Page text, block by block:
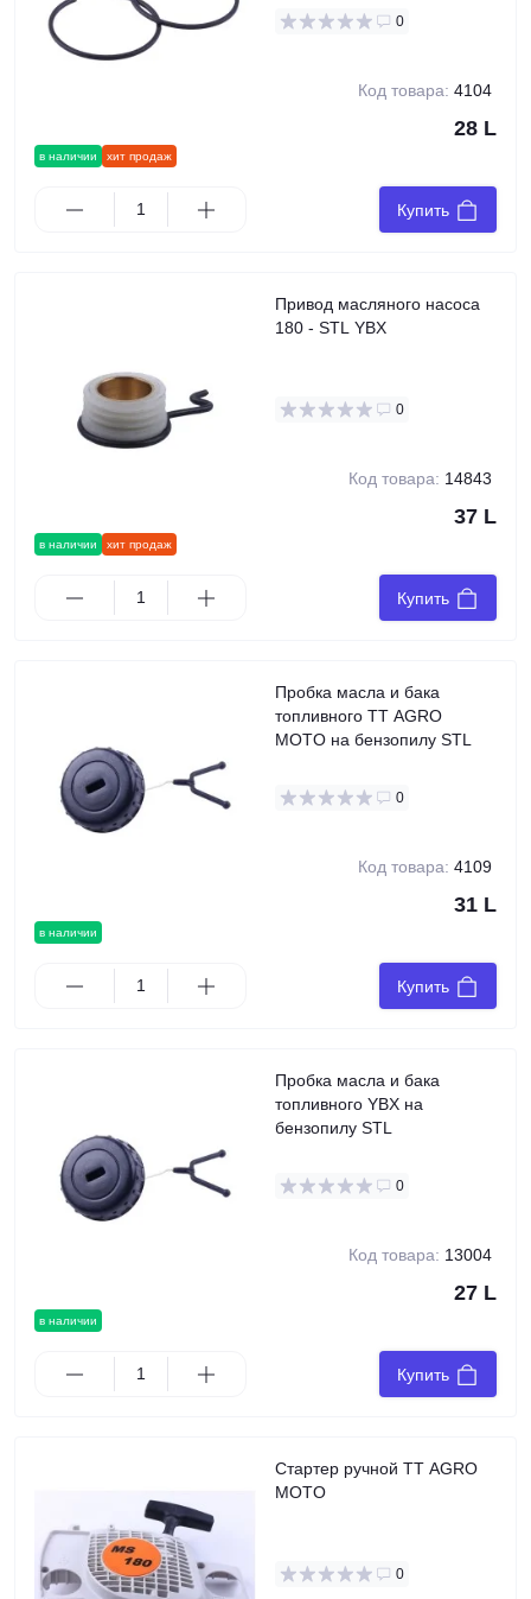
в наличии хит продаж
0
Код товара: 4104
28 L
Купить
в наличии хит продаж
Привод масляного насоса
180 - STL YBX
0
Код товара: 14843
37 L
Купить
в наличии
Пробка масла и бака
топливного TT AGRO
MOTO на бензопилу STL
0
Код товара: 4109
31 L
Купить
в наличии
Пробка масла и бака
топливного YBX на
бензопилу STL
0
Код товара: 13004
27 L
Купить
Стартер ручной TT AGRO
MOTO
0